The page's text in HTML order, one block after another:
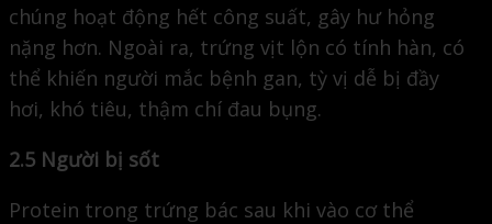
chúng hoạt động hết công suất, gây hư hỏng
nặng hơn. Ngoài ra, trứng vịt lộn có tính hàn, có
thể khiến người mắc bệnh gan, tỳ vị dễ bị đầy
hơi, khó tiêu, thậm chí đau bụng.
2.5 Người bị sốt
Protein trong trứng bác sau khi vào cơ thể